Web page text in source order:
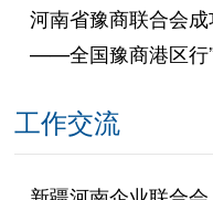
河南省豫商联合会
——全国豫商港区行
工作交流